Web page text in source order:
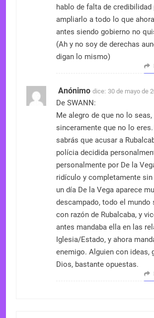
hablo de falta de credibilidad
ampliarlo a todo lo que
antes siendo gobierno no
(Ah y no soy de derechas
digan lo mismo)
Anónimo dice: 30 de mayo de
De SWANN:
Me alegro de que no lo seas,
sinceramente que no lo
sabrás que acusar a
polícia decidida
personalmente por De la
ridículo y completamente
un día De la Vega aparece
descampado, todo el mundo
con razón de Rubalcaba, y
antes mandaba ella en las
Iglesia/Estado, y ahora
enemigo. Alguien con ideas,
Dios, bastante opuestas.